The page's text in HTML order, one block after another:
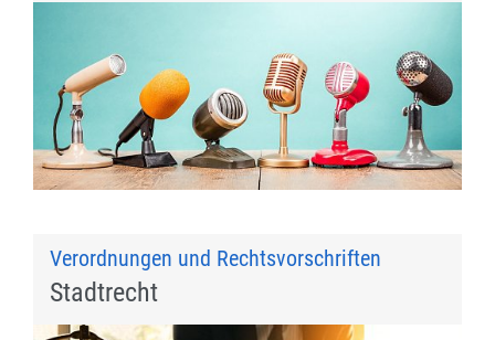
Verordnungen und Rechtsvorschriften
Stadtrecht